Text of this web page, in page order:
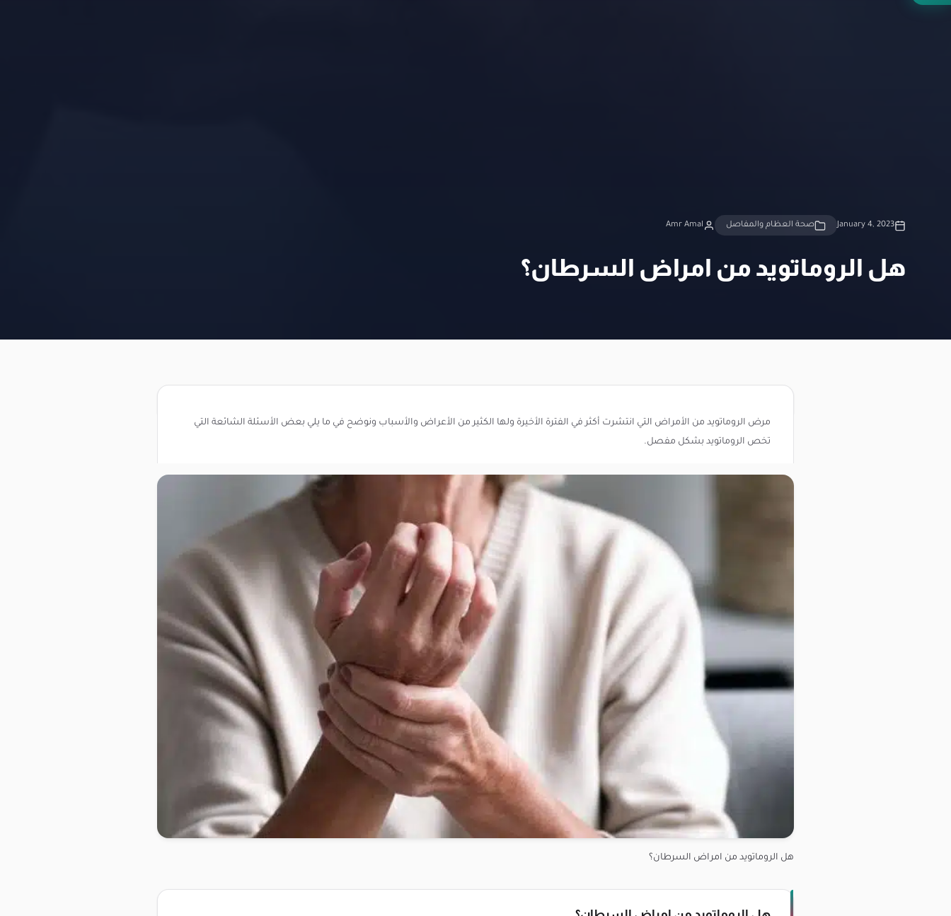
January 4, 2023 صحة العظام والمفاصل Amr Amal
هل الروماتويد من امراض السرطان؟
مرض الروماتويد من الأمراض التي انتشرت أكثر في الفترة الأخيرة ولها الكثير من الأعراض والأسباب ونوضح في ما يلي بعض الأسئلة الشائعة التي
تخص الروماتويد بشكل مفصل.
هل الروماتويد من امراض السرطان؟